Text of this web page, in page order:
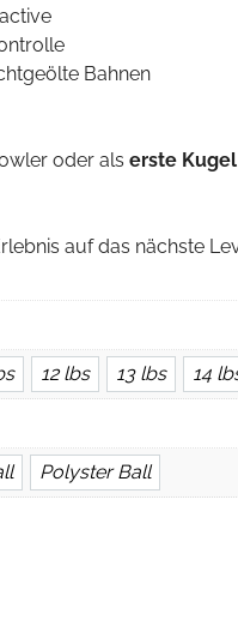
Bahnen
oder als erste Kugel
auf das nächste
12 lbs 13 lbs 14
Polyster Ball